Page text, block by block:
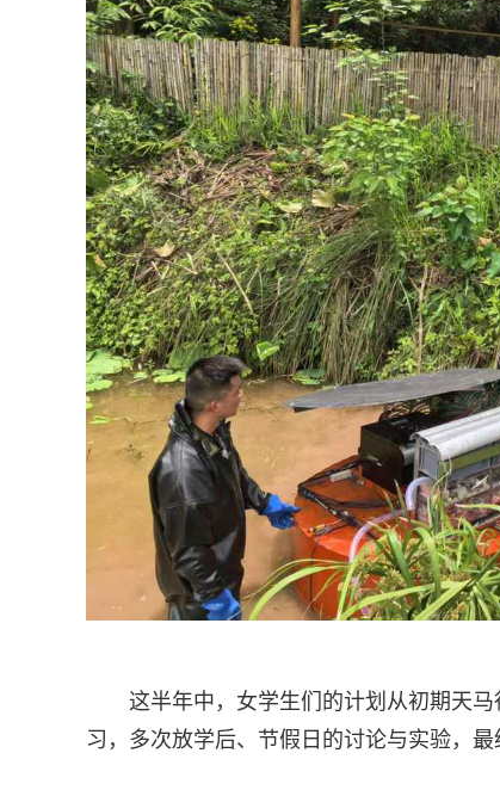
这半年中，女学生们的计划从初期天
习，多次放学后、节假日的讨论与实验，最